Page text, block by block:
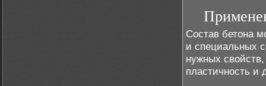
Состав бетона
и специальных
нужных свойств,
пластичность и